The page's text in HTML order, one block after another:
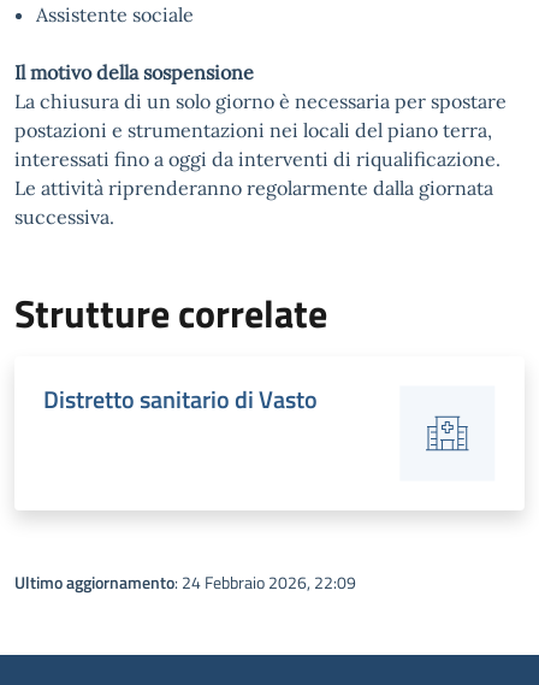
Assistente sociale
Il motivo della sospensione
La chiusura di un solo giorno è necessaria per spostare
postazioni e strumentazioni nei locali del piano terra,
interessati fino a oggi da interventi di riqualificazione.
Le attività riprenderanno regolarmente dalla giornata
successiva.
Strutture correlate
Distretto sanitario di Vasto
Ultimo aggiornamento: 24 Febbraio 2026, 22:09